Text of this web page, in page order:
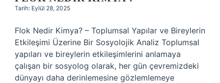
Tarih: Eylül 28, 2025
Flok Nedir Kimya? – Toplumsal Yapılar ve Bireylerin
Etkileşimi Üzerine Bir Sosyolojik Analiz Toplumsal
yapıları ve bireylerin etkileşimlerini anlamaya
çalışan bir sosyolog olarak, her gün çevremizdeki
dünyayı daha derinlemesine gözlemlemeye